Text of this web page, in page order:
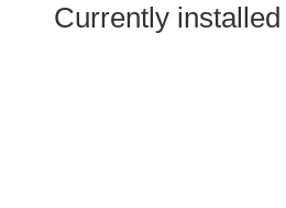
Currently installed